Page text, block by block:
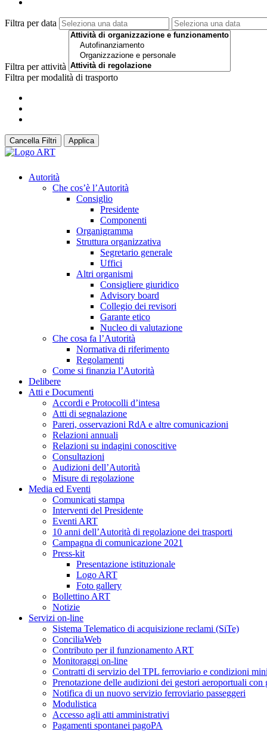
Filtra per data
Filtra per attività
Filtra per modalità di trasporto
Cancella Filtri Applica
Autorità
Che cos’è l’Autorità
Consiglio
Presidente
Componenti
Organigramma
Struttura organizzativa
Segretario generale
Uffici
Altri organismi
Consigliere giuridico
Advisory board
Collegio dei revisori
Garante etico
Nucleo di valutazione
Che cosa fa l’Autorità
Normativa di riferimento
Regolamenti
Come si finanzia l’Autorità
Delibere
Atti e Documenti
Accordi e Protocolli d’intesa
Atti di segnalazione
Pareri, osservazioni RdA e altre comunicazioni
Relazioni annuali
Relazioni su indagini conoscitive
Consultazioni
Audizioni dell’Autorità
Misure di regolazione
Media ed Eventi
Comunicati stampa
Interventi del Presidente
Eventi ART
10 anni dell’Autorità di regolazione dei trasporti
Campagna di comunicazione 2021
Press-kit
Presentazione istituzionale
Logo ART
Foto gallery
Bollettino ART
Notizie
Servizi on-line
Sistema Telematico di acquisizione reclami (SiTe)
ConciliaWeb
Contributo per il funzionamento ART
Monitoraggi on-line
Contratti di servizio del TPL ferroviario e condizioni
Prenotazione delle audizioni dei gestori aeroportuali con
Notifica di un nuovo servizio ferroviario passeggeri
Modulistica
Accesso agli atti amministrativi
Pagamenti spontanei pagoPA